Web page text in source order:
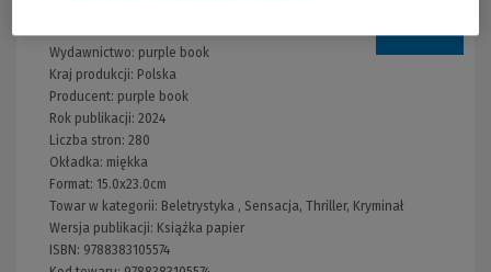
Wydawnictwo: purple book
Kraj produkcji: Polska
Producent: purple book
Rok publikacji: 2024
Liczba stron: 280
Okładka: miękka
Format: 15.0x23.0cm
Towar w kategorii: Beletrystyka , Sensacja, Thriller, Kryminał
Wersja publikacji: Książka papier
ISBN: 9788383105574